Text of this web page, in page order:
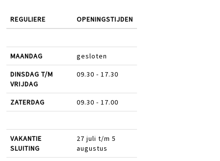
REGULIERE OPENINGSTIJDEN
MAANDAG gesloten
DINSDAG T/M
VRIJDAG
09.30 - 17.30
ZATERDAG 09.30 - 17.00
VAKANTIE
SLUITING
27 juli t/m 5
augustus